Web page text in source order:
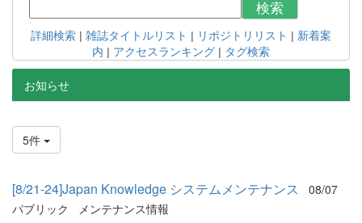
検索
詳細検索 | 雑誌タイトルリスト | リポジトリリスト | 新着案
内 | アクセスランキング | タグ検索
お知らせ
5件
[8/21-24]Japan Knowledge システムメンテナンス
08/07
パブリック
メンテナンス情報